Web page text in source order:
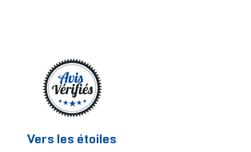
Vers les étoiles